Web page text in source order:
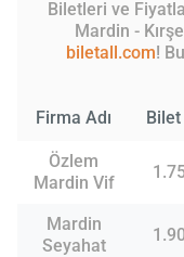
Biletleri ve
Mardin -
biletall.com!
Firma Adı Bilet
Özlem
Mardin Vif
Mardin
Seyahat